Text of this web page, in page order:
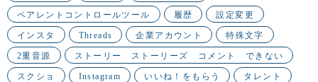
ペアレントコントロールツール 履歴 設定変更
インスタ Threads 企業アカウント 特殊文字
2重音源 ストーリー ストーリーズ コメント できない
スクショ Instagram いいね！をもらう タレント